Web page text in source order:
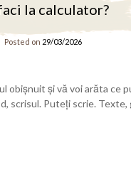
la calculator?
Posted on 29/03/2026
obișnuit și vă voi arăta
scrisul. Puteți scrie.